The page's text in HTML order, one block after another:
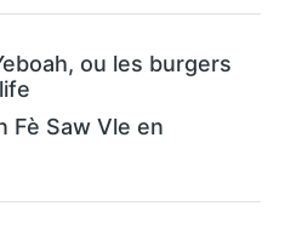
ou les burgers
Fè Saw Vle en